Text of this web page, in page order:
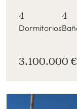
4
Dormitorios
4
3.100.000 €